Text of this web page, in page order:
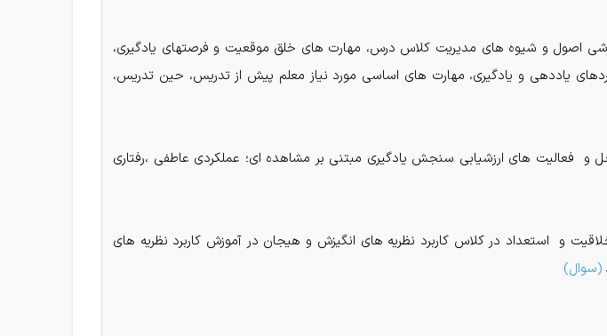
اصول و شیوه های مدیریت کلاس درس، مهارت های خلق موقعیت و فرصتهای یادگیری،
یاددهی و یادگیری، مهارت های اساسی مورد نیاز معلم پیش از تدریس، حین تدریس،
و فعالیت های ارزشیابی سنجش یادگیری مبتنی بر مشاهده ای؛ عملکردی عاطفی ،رفتاری
و استعداد در کلاس کاربرد نظریه های انگیزش و هیجان در آموزش کاربرد نظریه های
(سوال)